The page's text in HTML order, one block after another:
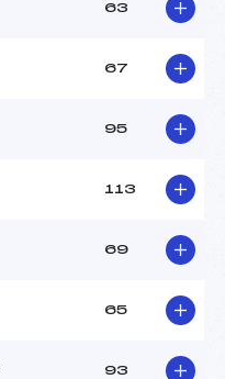
63
67
95
113
69
65
93